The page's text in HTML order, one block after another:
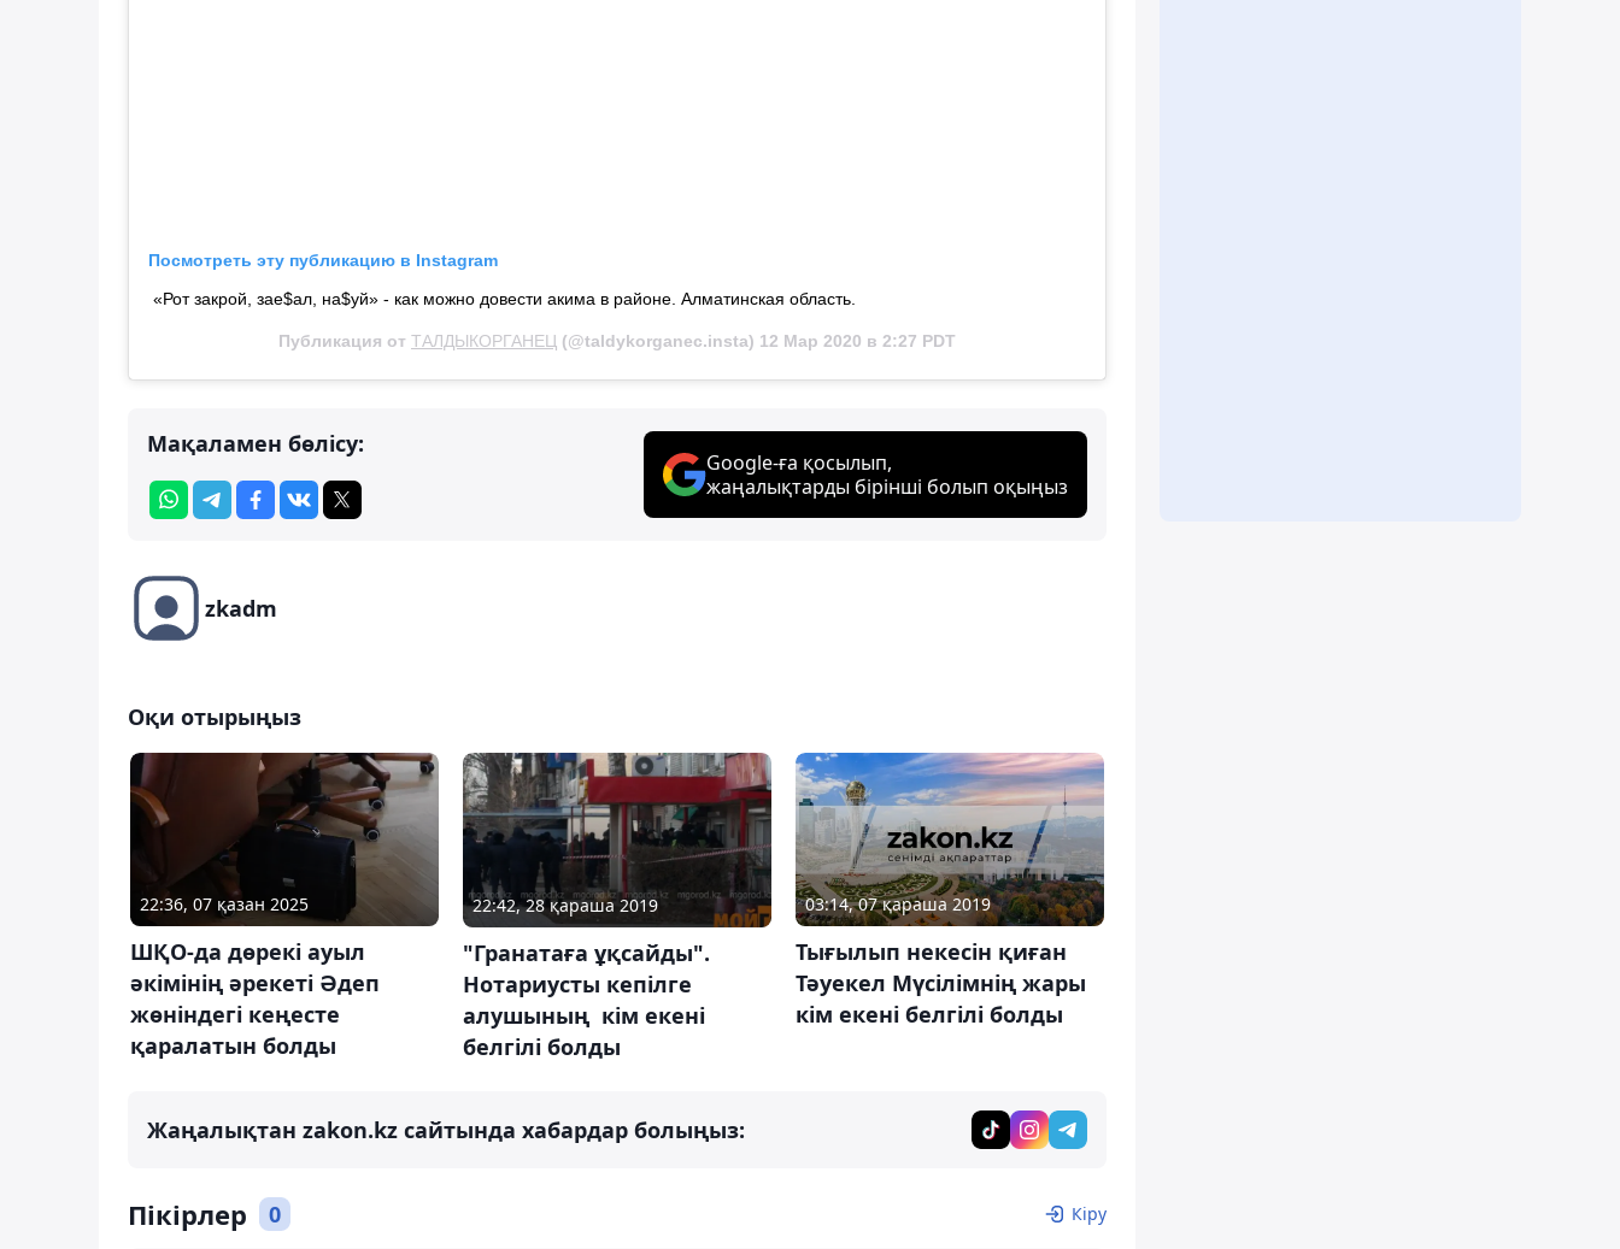
Посмотреть эту публикацию в Instagram
«Рот закрой, зае$ал, на$уй» - как можно довести акима в районе. Алматинская область.
Публикация от ТАЛДЫКОРГАНЕЦ (@taldykorganec.insta) 12 Мар 2020 в 2:27 PDT
Мақаламен бөлісу:
Google-ға қосылып,
жаңалықтарды бірінші болып оқыңыз
zkadm
Оқи отырыңыз
22:36, 07 қазан 2025
ШҚО-да дөрекі ауыл
әкімінің әрекеті Әдеп
жөніндегі кеңесте
қаралатын болды
22:42, 28 қараша 2019
"Гранатаға ұқсайды".
Нотариусты кепілге
алушының кім екені
белгілі болды
03:14, 07 қараша 2019
Тығылып некесін қиған
Тәуекел Мүсілімнің жары
кім екені белгілі болды
Жаңалықтан zakon.kz сайтында хабардар болыңыз:
Пікірлер 0 Кіру